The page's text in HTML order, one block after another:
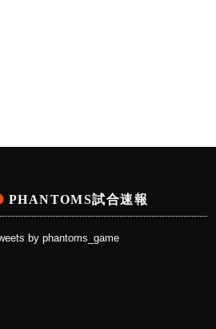
PHANTOMS試合速報
by phantoms_game